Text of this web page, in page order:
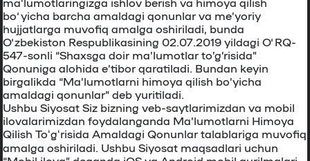
bo‘yicha barcha amaldagi qonunlar va me’yoriy
hujjatlarga muvofiq amalga oshiriladi, bunda
O‘zbekiston Respublikasining 02.07.2019 yildagi O‘RQ-
547-sonli “Shaxsga doir ma’lumotlar to’g’risida”
Qonuniga alohida e’tibor qaratiladi. Bundan keyin
birgalikda “Ma’lumotlarni himoya qilish bo’yicha
amaldagi qonunlar” deb yuritiladi.
Ushbu Siyosat Siz bizning veb-saytlarimizdan va mobil
ilovalarimizdan foydalanganda Maʼlumotlarni Himoya
Qilish Toʻgʻrisida Amaldagi Qonunlar talablariga muvofiq
amalga oshiriladi. Ushbu Siyosat maqsadlari uchun